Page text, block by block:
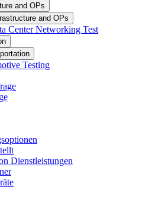
and OPs
and OPs
Center Networking Test
Testing
Dienstleistungen